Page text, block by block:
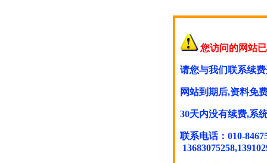
您访问的网站
请您与我们联系续
网站到期后,资料免
30天内没有续费,系
联系电话：010-